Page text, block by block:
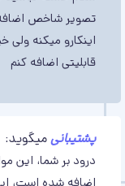
اینکارو میکنه
قابلیتی اضافه کنم
پشتیبانیمیگوید:
درود بر شما، این